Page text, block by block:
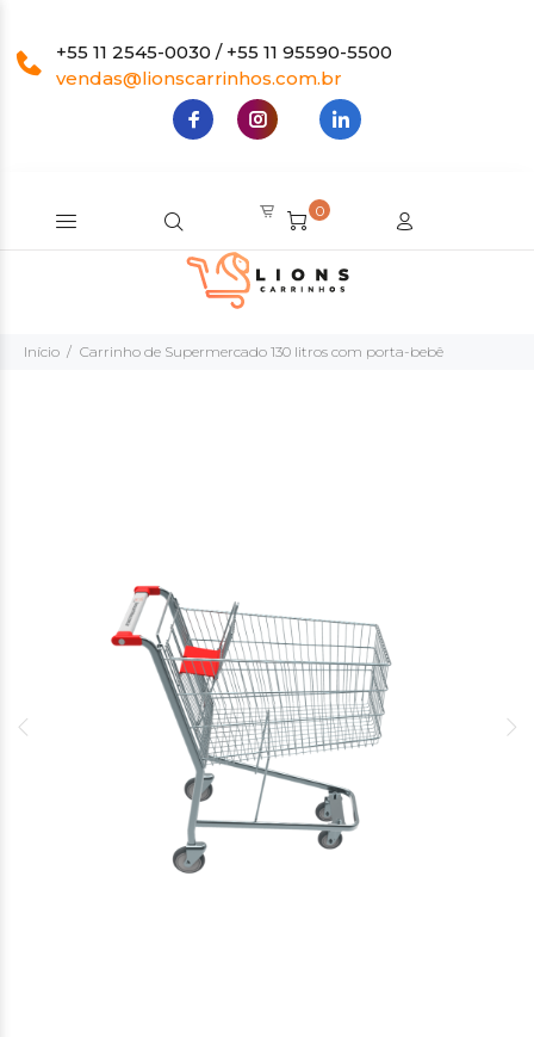
+55 11 2545-0030 / +55 11 95590-5500
vendas@lionscarrinhos.com.br
0
Início Carrinho de Supermercado 130 litros com porta-bebê